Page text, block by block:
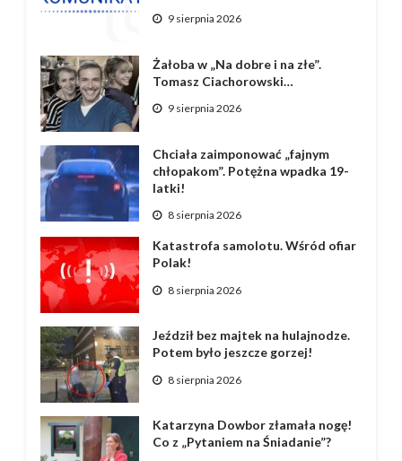
9 sierpnia 2026
Żałoba w „Na dobre i na złe”.
Tomasz Ciachorowski…
9 sierpnia 2026
Chciała zaimponować „fajnym
chłopakom”. Potężna wpadka 19-
latki!
8 sierpnia 2026
Katastrofa samolotu. Wśród ofiar
Polak!
8 sierpnia 2026
Jeździł bez majtek na hulajnodze.
Potem było jeszcze gorzej!
8 sierpnia 2026
Katarzyna Dowbor złamała nogę!
Co z „Pytaniem na Śniadanie”?